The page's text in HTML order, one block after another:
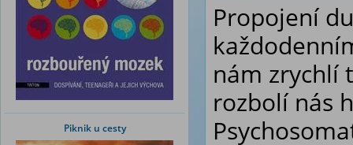
Piknik u cesty
Propojení
nám zrychlí
rozbolí nás